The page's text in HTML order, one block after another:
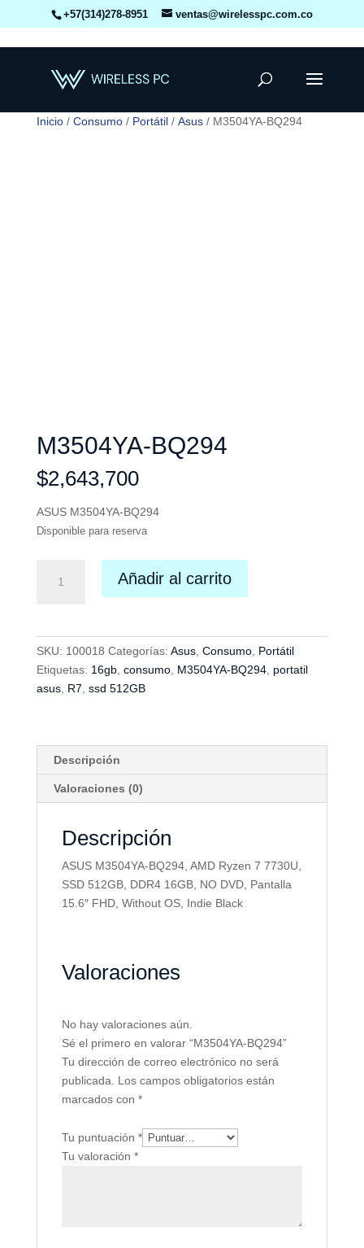
+57(314)278-8951 ventas@wirelesspc.com.co
Inicio/ Consumo/ Portátil/ Asus/ M3504YA-BQ294
M3504YA-BQ294
$2,643,700
ASUS M3504YA-BQ294
Disponible para reserva
BQ294
Añadir al carrito
SKU: 100018 Categorías: Asus, Consumo, Portátil
Etiquetas: 16gb, consumo, M3504YA-BQ294, portatil
asus, R7, ssd 512GB
Descripción
Valoraciones (0)
Descripción
ASUS M3504YA-BQ294, AMD Ryzen 7 7730U,
SSD 512GB, DDR4 16GB, NO DVD, Pantalla
15.6″ FHD, Without OS, Indie Black
Valoraciones
No hay valoraciones aún.
Sé el primero en valorar “M3504YA-BQ294”
Tu dirección de correo electrónico no será
publicada. Los campos obligatorios están
marcados con *
Tu puntuación *
Tu valoración *